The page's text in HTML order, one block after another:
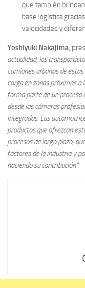
que también
base logística
velocidades y
Yoshiyuki Nakajima,
actualidad, los
camiones urbanos de
carga en zonas próximas a
forma parte de un proceso
desde las cámaras
integradas. Las
productos que ofrezcan
procesos de largo plazo,
factores de la industria y
haciendo su contribución“.